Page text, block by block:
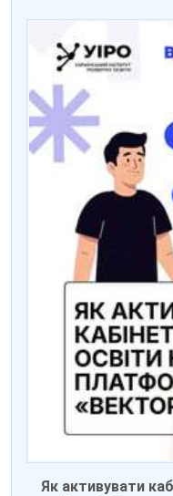
Як активувати